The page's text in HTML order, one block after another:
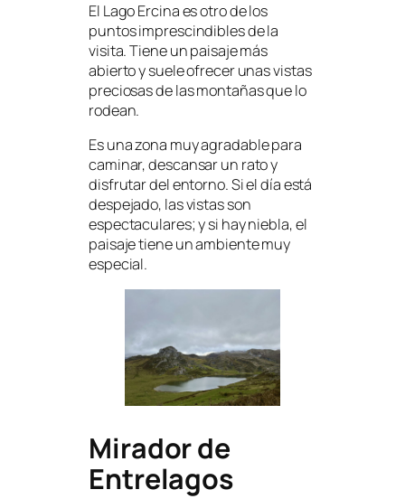
El Lago Ercina es otro de los
puntos imprescindibles de la
visita. Tiene un paisaje más
abierto y suele ofrecer unas vistas
preciosas de las montañas que lo
rodean.
Es una zona muy agradable para
caminar, descansar un rato y
disfrutar del entorno. Si el día está
despejado, las vistas son
espectaculares; y si hay niebla, el
paisaje tiene un ambiente muy
especial.
Mirador de
Entrelagos